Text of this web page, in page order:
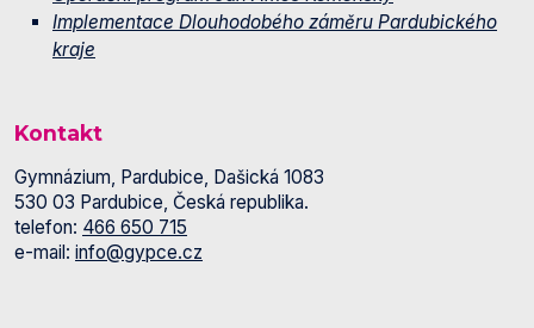
Implementace Dlouhodobého záměru Pardubického
kraje
Kontakt
Gymnázium, Pardubice, Dašická 1083
530 03 Pardubice, Česká republika.
telefon: 466 650 715
e-mail: info@gypce.cz